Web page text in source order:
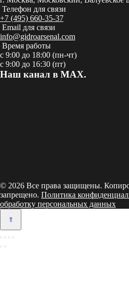
Телефон для связи
+7 (495) 660-35-37
Email для связи
info@gidroarsenal.com
Время работы
с 9:00 до 18:00 (пн-чт)
с 9:00 до 16:30 (пт)
Наш канал в MAX.
© 2026 Все права защищены.
запрещено. Политика
обработку персональных данных